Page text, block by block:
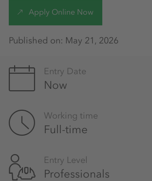
Apply Online Now
Published on: May 21, 2026
Entry Date
Now
Working time
Full-time
Entry Level
Professionals